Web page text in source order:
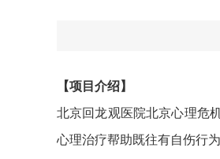
【项目介绍】
北京回龙观医院北京心理危
心理治疗帮助既往有自伤行